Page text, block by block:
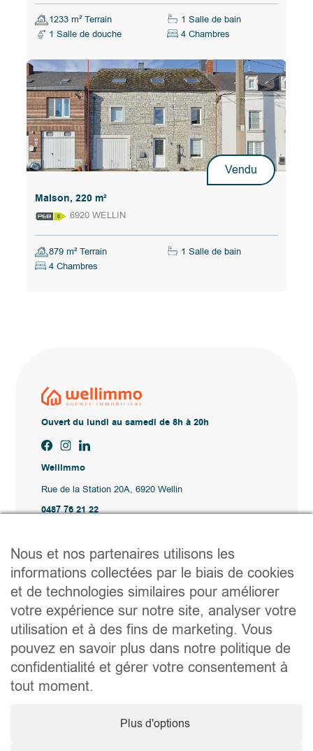
1233 m² Terrain
1 Salle de bain
1 Salle de douche
4 Chambres
Vendu
Maison, 220 m²
6920 WELLIN
879 m² Terrain
1 Salle de bain
4 Chambres
Ouvert du lundi au samedi de 8h à 20h
Wellimmo
Rue de la Station 20A, 6920 Wellin
0487 76 21 22
Acheter
Louer
Vendre
Contact
Liens utiles
Conseils pratiques pour vendre ou louer
Préparer un déménagement
Documents utiles
Notaire.be
Nous et nos partenaires utilisons les
informations collectées par le biais de cookies
et de technologies similaires pour améliorer
votre expérience sur notre site, analyser votre
utilisation et à des fins de marketing. Vous
pouvez en savoir plus dans notre politique de
confidentialité et gérer votre consentement à
tout moment.
Plus d'options